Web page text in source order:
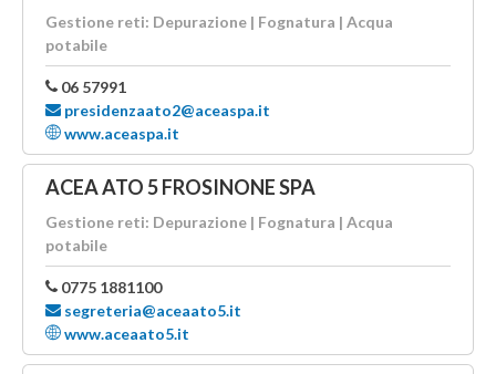
Gestione reti: Depurazione | Fognatura | Acqua
potabile
06 57991
presidenzaato2@aceaspa.it
www.aceaspa.it
ACEA ATO 5 FROSINONE SPA
Gestione reti: Depurazione | Fognatura | Acqua
potabile
0775 1881100
segreteria@aceaato5.it
www.aceaato5.it